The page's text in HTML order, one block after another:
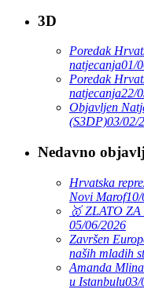
3D
Poredak
natjecanja01/
Poredak
natjecanja22/
Objavljen
(S3DP)03/02/
Nedavno
Hrvatska
Novi Marof10/
🥇 ZLATO
05/06/2026
Završen
naših mladih
Amanda
u Istanbulu03/